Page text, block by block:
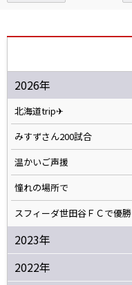
2026年
北海道trip✈
みすずさん200試合
温かいご声援
憧れの場所で
スフィーダ世田谷ＦＣで優勝
2023年
2022年